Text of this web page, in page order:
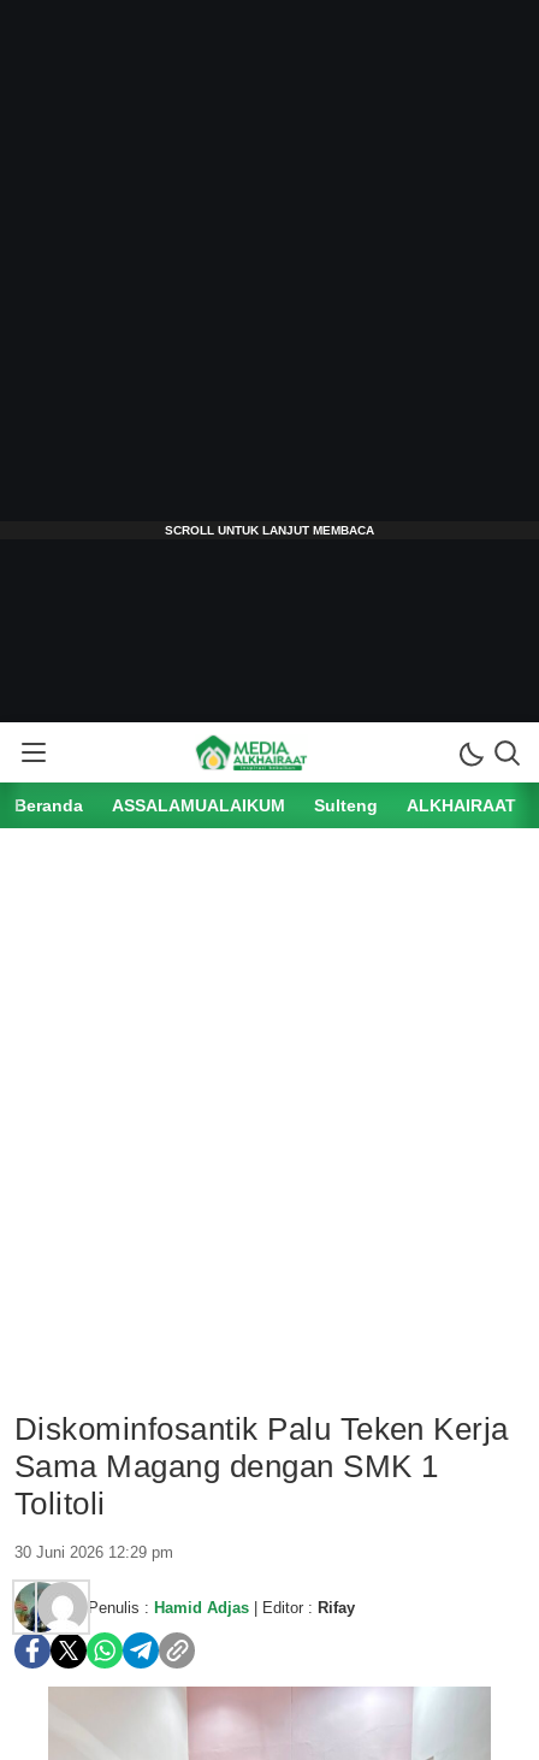
Beranda ASSALAMUALAIKUM Sulteng ALKHAIRAAT
Diskominfosantik Palu Teken Kerja
Sama Magang dengan SMK 1
Tolitoli
30 Juni 2026 12:29 pm
Penulis : Hamid Adjas | Editor : Rifay